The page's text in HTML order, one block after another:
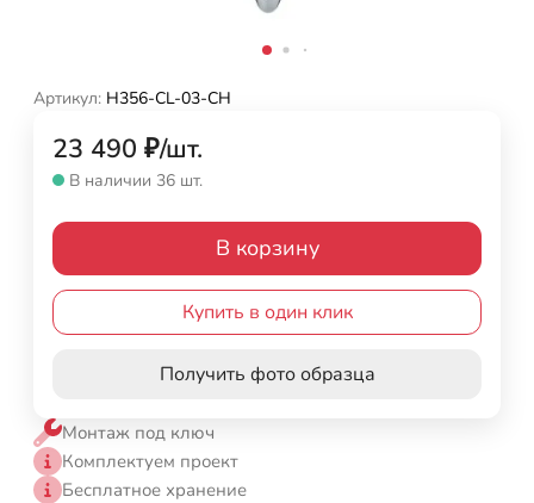
Артикул: H356-CL-03-CH
23 490 ₽/шт.
В наличии 36 шт.
В корзину
Купить в один клик
Получить фото образца
Монтаж под ключ
Комплектуем проект
Бесплатное хранение